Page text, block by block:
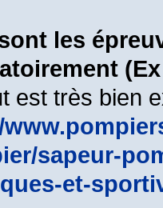
les
est très bien
sapeur-
et-